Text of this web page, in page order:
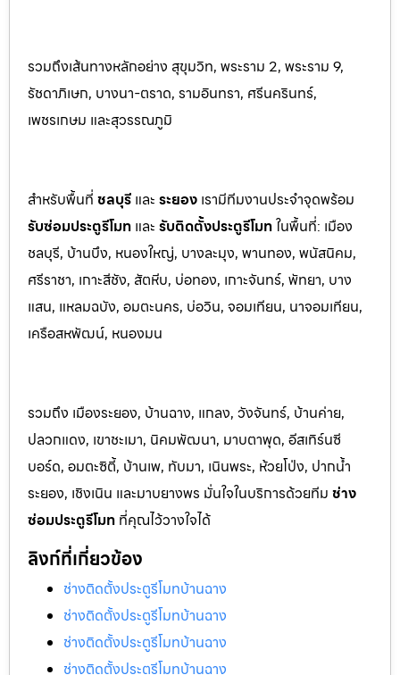
รวมถึงเส้นทางหลักอย่าง สุขุมวิท, พระราม 2, พระราม 9,
รัชดาภิเษก, บางนา-ตราด, รามอินทรา, ศรีนครินทร์,
เพชรเกษม และสุวรรณภูมิ
สำหรับพื้นที่ ชลบุรี และ ระยอง เรามีทีมงานประจำจุดพร้อม
รับซ่อมประตูรีโมท และ รับติดตั้งประตูรีโมทในพื้นที่: เมือง
ชลบุรี, บ้านบึง, หนองใหญ่, บางละมุง, พานทอง, พนัสนิคม,
ศรีราชา, เกาะสีชัง, สัตหีบ, บ่อทอง, เกาะจันทร์, พัทยา, บาง
แสน, แหลมฉบัง, อมตะนคร, บ่อวิน, จอมเทียน, นาจอมเทียน,
เครือสหพัฒน์, หนองมน
รวมถึง เมืองระยอง, บ้านฉาง, แกลง, วังจันทร์, บ้านค่าย,
ปลวกแดง, เขาชะเมา, นิคมพัฒนา, มาบตาพุด, อีสเทิร์นซี
บอร์ด, อมตะซิตี้, บ้านเพ, ทับมา, เนินพระ, ห้วยโป่ง, ปากน้ำ
ระยอง, เชิงเนิน และมาบยางพร มั่นใจในบริการด้วยทีม ช่าง
ซ่อมประตูรีโมท ที่คุณไว้วางใจได้
ลิงก์ที่เกี่ยวข้อง
ช่างติดตั้งประตูรีโมทบ้านฉาง
ช่างติดตั้งประตูรีโมทบ้านฉาง
ช่างติดตั้งประตูรีโมทบ้านฉาง
ช่างติดตั้งประตูรีโมทบ้านฉาง